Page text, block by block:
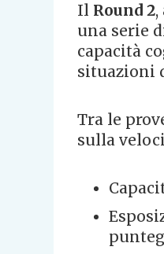
Il Round 2,
una serie
capacità
situazioni
Tra le
sulla